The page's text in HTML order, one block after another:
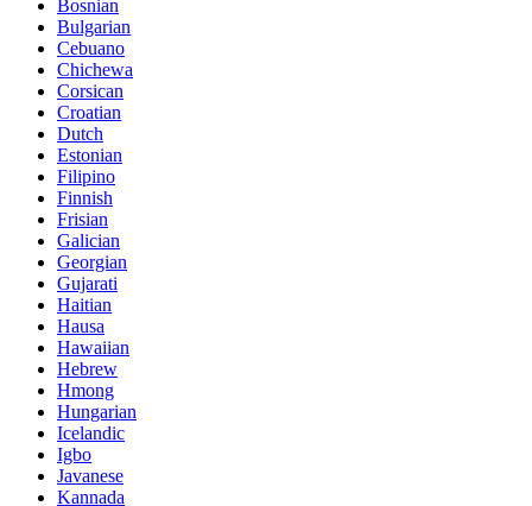
Chichewa
Corsican
Croatian
Dutch
Estonian
Filipino
Finnish
Frisian
Galician
Georgian
Gujarati
Haitian
Hausa
Hawaiian
Hebrew
Hmong
Hungarian
Icelandic
Igbo
Javanese
Kannada
Kazakh
Khmer